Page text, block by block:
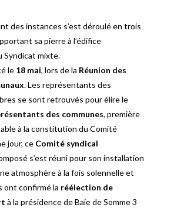
des instances s’est déroulé en trois
sa pierre à l’édifice
Syndicat mixte.
le 18 mai, lors de la Réunion des
. Les représentants des
se sont retrouvés pour élire le
des communes, première
à la constitution du Comité
jour, ce Comité syndical
s’est réuni pour son installation
atmosphère à la fois solennelle et
ont confirmé la réélection de
à la présidence de Baie de Somme 3